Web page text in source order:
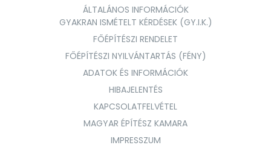
ÁLTALÁNOS INFORMÁCIÓK
GYAKRAN ISMÉTELT KÉRDÉSEK (GY.I.K.)
FŐÉPÍTÉSZI RENDELET
FŐÉPÍTÉSZI NYILVÁNTARTÁS (FÉNY)
ADATOK ÉS INFORMÁCIÓK
HIBAJELENTÉS
KAPCSOLATFELVÉTEL
MAGYAR ÉPÍTÉSZ KAMARA
IMPRESSZUM